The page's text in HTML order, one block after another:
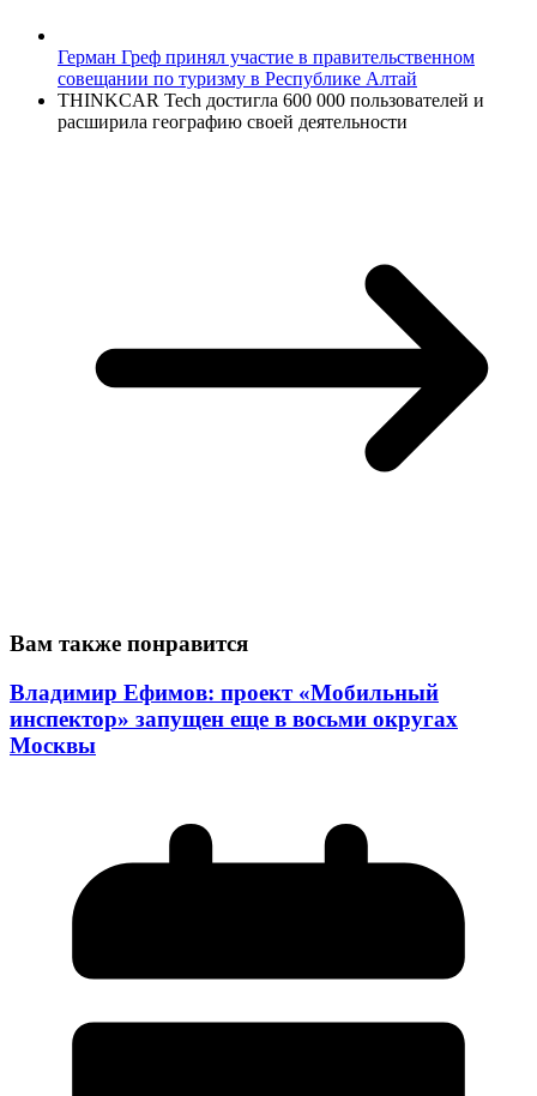
Герман Греф принял участие в правительственном
совещании по туризму в Республике Алтай
THINKCAR Tech достигла 600 000 пользователей и
расширила географию своей деятельности
Вам также понравится
Владимир Ефимов: проект «Мобильный
инспектор» запущен еще в восьми округах
Москвы